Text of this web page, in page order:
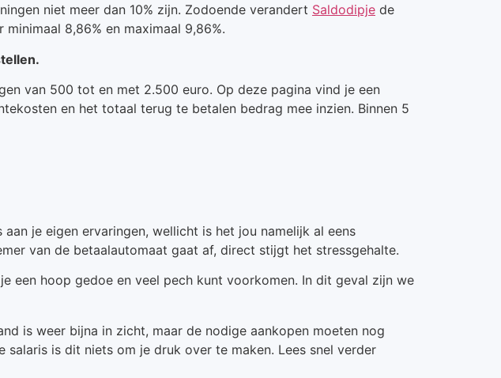
niet meer dan 10% zijn. Zodoende verandert Saldodipje de
minimaal 8,86% en maximaal 9,86%.
van 500 tot en met 2.500 euro. Op deze pagina vind je een
en het totaal terug te betalen bedrag mee inzien. Binnen 5
je eigen ervaringen, wellicht is het jou namelijk al eens
van de betaalautomaat gaat af, direct stijgt het stressgehalte.
een hoop gedoe en veel pech kunt voorkomen. In dit geval zijn we
is weer bijna in zicht, maar de nodige aankopen moeten nog
salaris is dit niets om je druk over te maken. Lees snel verder